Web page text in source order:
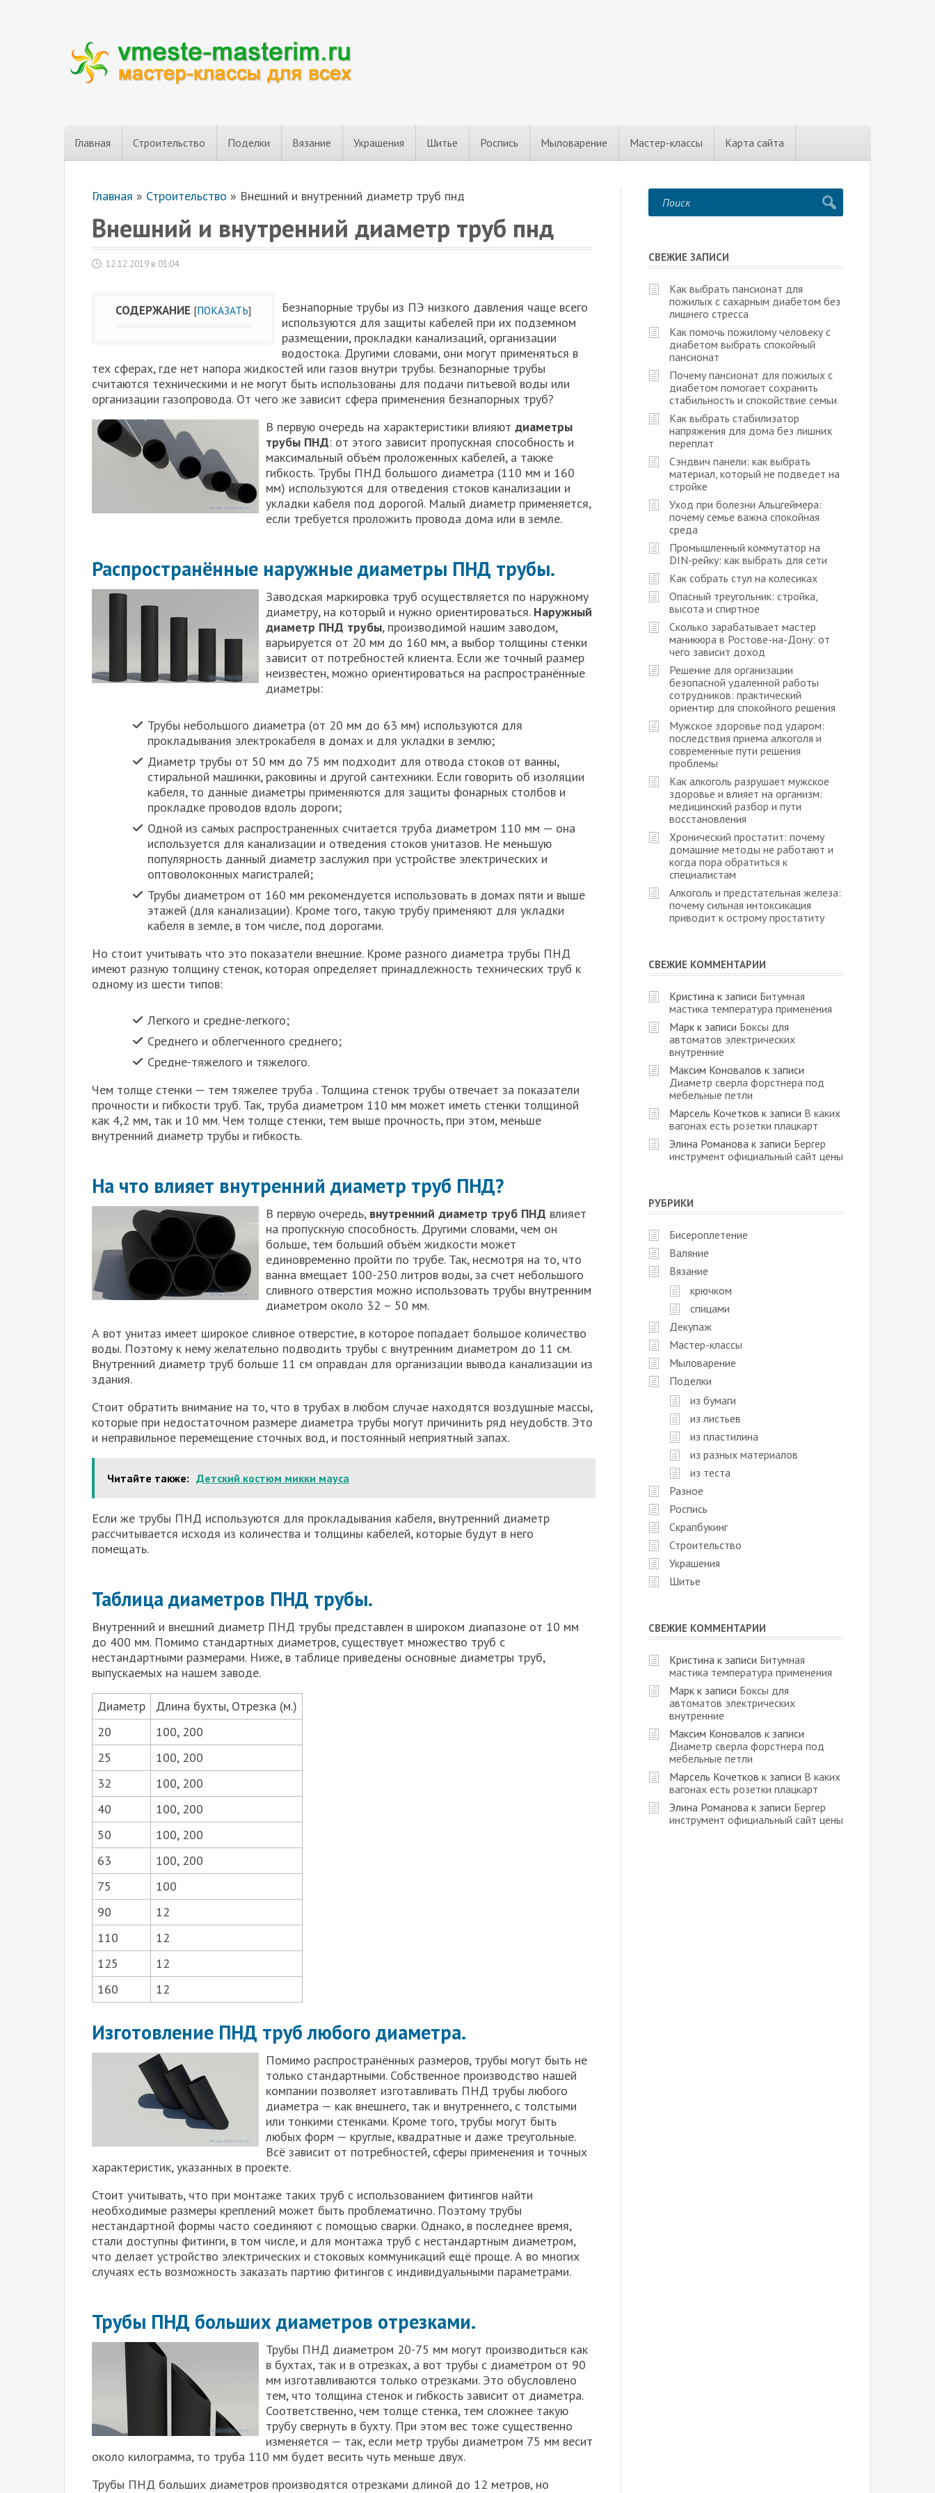
Главная Строительство Поделки Вязание Украшения Шитье Роспись Мыловарение Мастер-классы Карта сайта
Главная » Строительство » Внешний и внутренний диаметр труб пнд
Внешний и внутренний диаметр труб пнд
12.12.2019 в 01:04
СОДЕРЖАНИЕ [ПОКАЗАТЬ]
Безнапорные трубы из ПЭ низкого давления чаще всего
используются для защиты кабелей при их подземном
размещении, прокладки канализаций, организации
водостока. Другими словами, они могут применяться в
тех сферах, где нет напора жидкостей или газов внутри трубы. Безнапорные трубы
считаются техническими и не могут быть использованы для подачи питьевой воды или
организации газопровода. От чего же зависит сфера применения безнапорных труб?
В первую очередь на характеристики влияют диаметры
трубы ПНД: от этого зависит пропускная способность и
максимальный объём проложенных кабелей, а также
гибкость. Трубы ПНД большого диаметра (110 мм и 160
мм) используются для отведения стоков канализации и
укладки кабеля под дорогой. Малый диаметр применяется,
если требуется проложить провода дома или в земле.
Распространённые наружные диаметры ПНД трубы.
Заводская маркировка труб осуществляется по наружному
диаметру, на который и нужно ориентироваться. Наружный
диаметр ПНД трубы, производимой нашим заводом,
варьируется от 20 мм до 160 мм, а выбор толщины стенки
зависит от потребностей клиента. Если же точный размер
неизвестен, можно ориентироваться на распространённые
диаметры:
Трубы небольшого диаметра (от 20 мм до 63 мм) используются для
прокладывания электрокабеля в домах и для укладки в землю;
Диаметр трубы от 50 мм до 75 мм подходит для отвода стоков от ванны,
стиральной машинки, раковины и другой сантехники. Если говорить об изоляции
кабеля, то данные диаметры применяются для защиты фонарных столбов и
прокладке проводов вдоль дороги;
Одной из самых распространенных считается труба диаметром 110 мм — она
используется для канализации и отведения стоков унитазов. Не меньшую
популярность данный диаметр заслужил при устройстве электрических и
оптоволоконных магистралей;
Трубы диаметром от 160 мм рекомендуется использовать в домах пяти и выше
этажей (для канализации). Кроме того, такую трубу применяют для укладки
кабеля в земле, в том числе, под дорогами.
Но стоит учитывать что это показатели внешние. Кроме разного диаметра трубы ПНД
имеют разную толщину стенок, которая определяет принадлежность технических труб к
одному из шести типов:
Легкого и средне-легкого;
Среднего и облегченного среднего;
Средне-тяжелого и тяжелого.
Чем толще стенки — тем тяжелее труба . Толщина стенок трубы отвечает за показатели
прочности и гибкости труб. Так, труба диаметром 110 мм может иметь стенки толщиной
как 4,2 мм, так и 10 мм. Чем толще стенки, тем выше прочность, при этом, меньше
внутренний диаметр трубы и гибкость.
На что влияет внутренний диаметр труб ПНД?
В первую очередь, внутренний диаметр труб ПНД влияет
на пропускную способность. Другими словами, чем он
больше, тем больший объём жидкости может
единовременно пройти по трубе. Так, несмотря на то, что
ванна вмещает 100-250 литров воды, за счет небольшого
сливного отверстия можно использовать трубы внутренним
диаметром около 32 – 50 мм.
А вот унитаз имеет широкое сливное отверстие, в которое попадает большое количество
воды. Поэтому к нему желательно подводить трубы с внутренним диаметром до 11 см.
Внутренний диаметр труб больше 11 см оправдан для организации вывода канализации из
здания.
Стоит обратить внимание на то, что в трубах в любом случае находятся воздушные массы,
которые при недостаточном размере диаметра трубы могут причинить ряд неудобств. Это
и неправильное перемещение сточных вод, и постоянный неприятный запах.
Читайте также: Детский костюм микки мауса
Если же трубы ПНД используются для прокладывания кабеля, внутренний диаметр
рассчитывается исходя из количества и толщины кабелей, которые будут в него
помещать.
Таблица диаметров ПНД трубы.
Внутренний и внешний диаметр ПНД трубы представлен в широком диапазоне от 10 мм
до 400 мм. Помимо стандартных диаметров, существует множество труб с
нестандартными размерами. Ниже, в таблице приведены основные диаметры труб,
выпускаемых на нашем заводе.
Диаметр
Длина бухты, Отрезка (м.)
20
100, 200
25
100, 200
32
100, 200
40
100, 200
50
100, 200
63
100, 200
75
100
90
12
110
12
125
12
160
12
Изготовление ПНД труб любого диаметра.
Помимо распространённых размеров, трубы могут быть не
только стандартными. Собственное производство нашей
компании позволяет изготавливать ПНД трубы любого
диаметра — как внешнего, так и внутреннего, с толстыми
или тонкими стенками. Кроме того, трубы могут быть
любых форм — круглые, квадратные и даже треугольные.
Всё зависит от потребностей, сферы применения и точных
характеристик, указанных в проекте.
Стоит учитывать, что при монтаже таких труб с использованием фитингов найти
необходимые размеры креплений может быть проблематично. Поэтому трубы
нестандартной формы часто соединяют с помощью сварки. Однако, в последнее время,
стали доступны фитинги, в том числе, и для монтажа труб с нестандартным диаметром,
что делает устройство электрических и стоковых коммуникаций ещё проще. А во многих
случаях есть возможность заказать партию фитингов с индивидуальными параметрами.
Трубы ПНД больших диаметров отрезками.
Трубы ПНД диаметром 20-75 мм могут производиться как
в бухтах, так и в отрезках, а вот трубы с диаметром от 90
мм изготавливаются только отрезками. Это обусловлено
тем, что толщина стенок и гибкость зависит от диаметра.
Соответственно, чем толще стенка, тем сложнее такую
трубу свернуть в бухту. При этом вес тоже существенно
изменяется — так, если метр трубы диаметром 75 мм весит
около килограмма, то труба 110 мм будет весить чуть меньше двух.
Трубы ПНД больших диаметров производятся отрезками длиной до 12 метров, но
СВЕЖИЕ ЗАПИСИ
Как выбрать пансионат для
пожилых с сахарным диабетом без
лишнего стресса
Как помочь пожилому человеку с
диабетом выбрать спокойный
пансионат
Почему пансионат для пожилых с
диабетом помогает сохранить
стабильность и спокойствие семьи
Как выбрать стабилизатор
напряжения для дома без лишних
переплат
Сэндвич панели: как выбрать
материал, который не подведет на
стройке
Уход при болезни Альцгеймера:
почему семье важна спокойная
среда
Промышленный коммутатор на
DIN-рейку: как выбрать для сети
Как собрать стул на колесиках
Опасный треугольник: стройка,
высота и спиртное
Сколько зарабатывает мастер
маникюра в Ростове-на-Дону: от
чего зависит доход
Решение для организации
безопасной удаленной работы
сотрудников: практический
ориентир для спокойного решения
Мужское здоровье под ударом:
последствия приема алкоголя и
современные пути решения
проблемы
Как алкоголь разрушает мужское
здоровье и влияет на организм:
медицинский разбор и пути
восстановления
Хронический простатит: почему
домашние методы не работают и
когда пора обратиться к
специалистам
Алкоголь и предстательная железа:
почему сильная интоксикация
приводит к острому простатиту
СВЕЖИЕ КОММЕНТАРИИ
Кристина к записи Битумная
мастика температура применения
Марк к записи Боксы для
автоматов электрических
внутренние
Максим Коновалов к записи
Диаметр сверла форстнера под
мебельные петли
Марсель Кочетков к записи В каких
вагонах есть розетки плацкарт
Элина Романова к записи Бергер
инструмент официальный сайт цены
РУБРИКИ
Бисероплетение
Валяние
Вязание
крючком
спицами
Декупаж
Мастер-классы
Мыловарение
Поделки
из бумаги
из листьев
из пластилина
из разных материалов
из теста
Разное
Роспись
Скрапбукинг
Строительство
Украшения
Шитье
СВЕЖИЕ КОММЕНТАРИИ
Кристина к записи Битумная
мастика температура применения
Марк к записи Боксы для
автоматов электрических
внутренние
Максим Коновалов к записи
Диаметр сверла форстнера под
мебельные петли
Марсель Кочетков к записи В каких
вагонах есть розетки плацкарт
Элина Романова к записи Бергер
инструмент официальный сайт цены